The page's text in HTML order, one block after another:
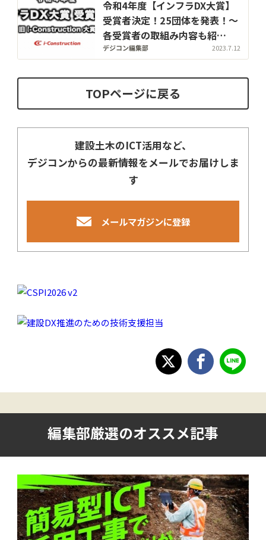
令和4年度【インフラDX大賞】
受賞者決定！25団体を発表！〜
各受賞者の取組み内容も紹
介！〜【完全版】
デジコン編集部 2023.7.12
TOPページに戻る
建設土木のICT活用など、
デジコンからの最新情報をメールでお届けしま
す
メールマガジンに登録
編集部厳選のオススメ記事